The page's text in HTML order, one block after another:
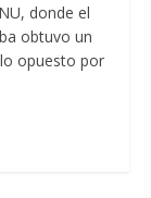
donde el
obtuvo un
opuesto por